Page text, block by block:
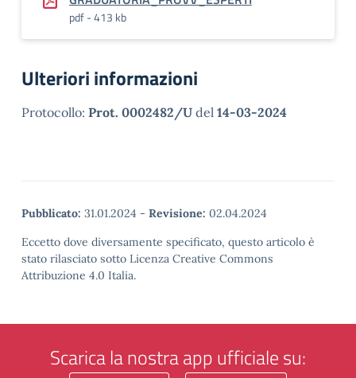
pdf - 413 kb
Ulteriori informazioni
Protocollo: Prot. 0002482/U del 14-03-2024
Pubblicato: 31.01.2024 - Revisione: 02.04.2024
Eccetto dove diversamente specificato, questo articolo è
stato rilasciato sotto Licenza Creative Commons
Attribuzione 4.0 Italia.
Scarica la nostra app ufficiale su: